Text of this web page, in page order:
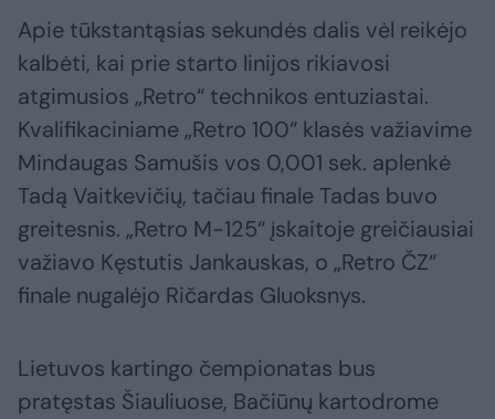
Apie tūkstantąsias sekundės dalis vėl reikėjo
kalbėti, kai prie starto linijos rikiavosi
atgimusios „Retro“ technikos entuziastai.
Kvalifikaciniame „Retro 100“ klasės važiavime
Mindaugas Samušis vos 0,001 sek. aplenkė
Tadą Vaitkevičių, tačiau finale Tadas buvo
greitesnis. „Retro M-125“ įskaitoje greičiausiai
važiavo Kęstutis Jankauskas, o „Retro ČZ“
finale nugalėjo Ričardas Gluoksnys.
Lietuvos kartingo čempionatas bus
pratęstas Šiauliuose, Bačiūnų kartodrome